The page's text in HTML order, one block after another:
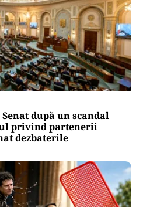
după un scandal
privind partenerii
dezbaterile